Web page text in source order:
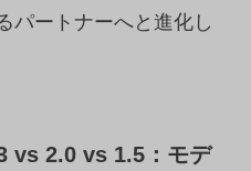
パートナーへと進化し
vs 2.0 vs 1.5：モデ